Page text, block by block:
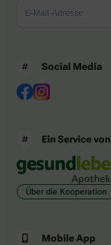
Social Media
Ein Service von
Über die Kooperation
Mobile App